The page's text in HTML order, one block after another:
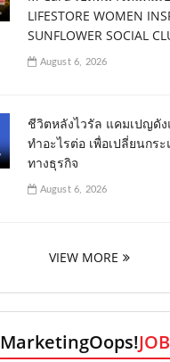
LIFESTORE WOMEN
SUNFLOWER SOCIAL
August 6, 2026
ชีวิตหลังไวรัล แคมเปญดั
ทำอะไรต่อ เพื่อเปลี่ยนกร
ทางธุรกิจ
August 6, 2026
VIEW MORE
MarketingOops!